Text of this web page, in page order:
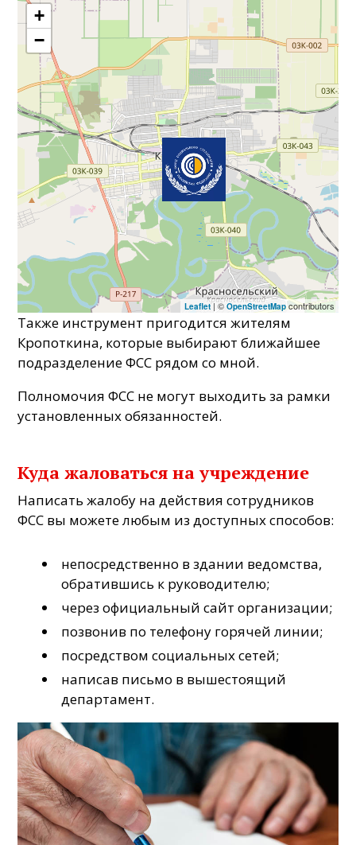
+
−
Leaflet| ©OpenStreetMapcontributors
Также инструмент пригодится жителям
Кропоткина, которые выбирают ближайшее
подразделение ФСС рядом со мной.
Полномочия ФСС не могут выходить за рамки
установленных обязанностей.
Куда жаловаться на учреждение
Написать жалобу на действия сотрудников
ФСС вы можете любым из доступных способов:
непосредственно в здании ведомства,
обратившись к руководителю;
через официальный сайт организации;
позвонив по телефону горячей линии;
посредством социальных сетей;
написав письмо в вышестоящий
департамент.